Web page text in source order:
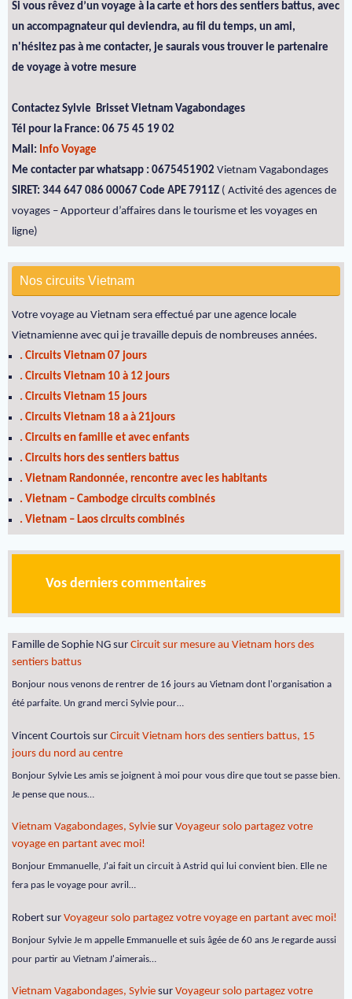
Si vous rêvez d’un voyage à la carte et hors des sentiers battus, avec
un accompagnateur qui deviendra, au fil du temps, un ami,
n'hésitez pas à me contacter, je saurais vous trouver le partenaire
de voyage à votre mesure
Contactez Sylvie Brisset Vietnam Vagabondages
Tél pour la France: 06 75 45 19 02
Mail: Info Voyage
Me contacter par whatsapp : 0675451902 Vietnam Vagabondages
SIRET: 344 647 086 00067 Code APE 7911Z ( Activité des agences de
voyages – Apporteur d’affaires dans le tourisme et les voyages en
ligne)
Nos circuits Vietnam
Votre voyage au Vietnam sera effectué par une agence locale
Vietnamienne avec qui je travaille depuis de nombreuses années.
. Circuits Vietnam 07 jours
. Circuits Vietnam 10 à 12 jours
. Circuits Vietnam 15 jours
. Circuits Vietnam 18 a à 21jours
. Circuits en famille et avec enfants
. Circuits hors des sentiers battus
. Vietnam Randonnée, rencontre avec les habitants
. Vietnam – Cambodge circuits combinés
. Vietnam – Laos circuits combinés
Vos derniers commentaires
Famille de Sophie NG sur Circuit sur mesure au Vietnam hors des
sentiers battus
Bonjour nous venons de rentrer de 16 jours au Vietnam dont l'organisation a
été parfaite. Un grand merci Sylvie pour…
Vincent Courtois sur Circuit Vietnam hors des sentiers battus, 15
jours du nord au centre
Bonjour Sylvie Les amis se joignent à moi pour vous dire que tout se passe bien.
Je pense que nous…
Vietnam Vagabondages, Sylvie sur Voyageur solo partagez votre
voyage en partant avec moi!
Bonjour Emmanuelle, J'ai fait un circuit à Astrid qui lui convient bien. Elle ne
fera pas le voyage pour avril…
Robert sur Voyageur solo partagez votre voyage en partant avec moi!
Bonjour Sylvie Je m appelle Emmanuelle et suis âgée de 60 ans Je regarde aussi
pour partir au Vietnam J'aimerais…
Vietnam Vagabondages, Sylvie sur Voyageur solo partagez votre